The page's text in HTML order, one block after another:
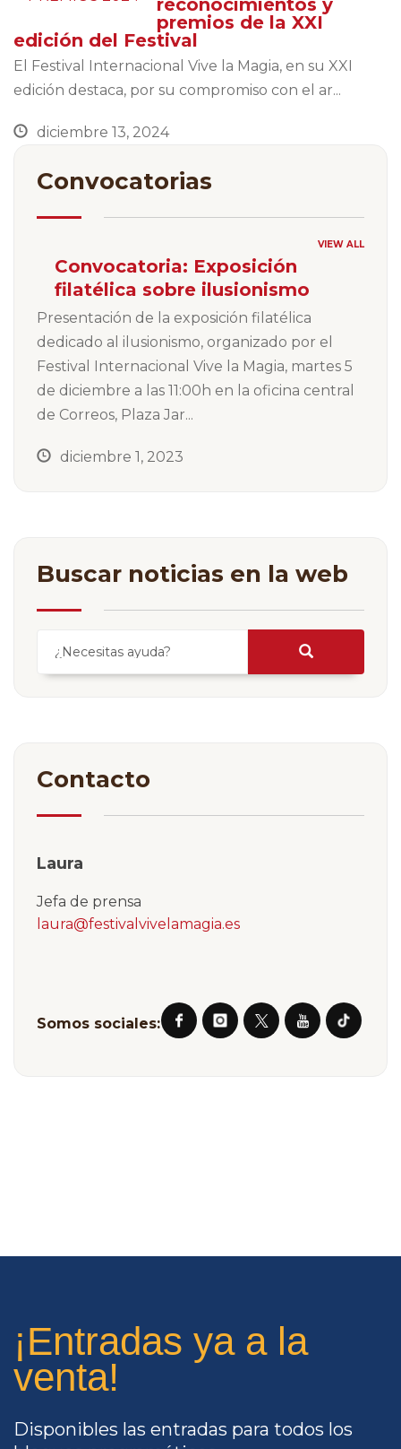
reconocimientos y
premios de la XXI
edición del Festival
El Festival Internacional Vive la Magia, en su XXI
edición destaca, por su compromiso con el ar...
diciembre 13, 2024
Convocatorias
VIEW ALL
Convocatoria: Exposición
filatélica sobre ilusionismo
Presentación de la exposición filatélica
dedicado al ilusionismo, organizado por el
Festival Internacional Vive la Magia, martes 5
de diciembre a las 11:00h en la oficina central
de Correos, Plaza Jar...
diciembre 1, 2023
Buscar noticias en la web
¿Necesitas ayuda?
Contacto
Laura
Jefa de prensa
laura@festivalvivelamagia.es
Somos sociales:
¡Entradas ya a la
venta!
Disponibles las entradas para todos los